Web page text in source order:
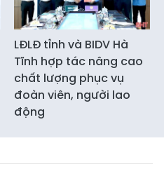
LĐLĐ tỉnh và BIDV Hà
Tĩnh hợp tác nâng cao
chất lượng phục vụ
đoàn viên, người lao
động